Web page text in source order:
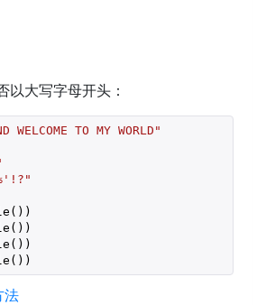
以大写字母开头：
WELCOME TO MY WORLD"
法